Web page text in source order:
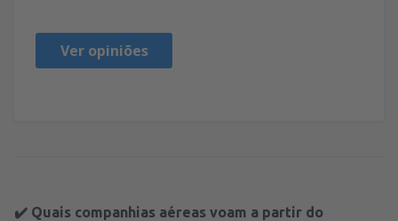
Ver opiniões
✔️ Quais companhias aéreas voam a partir do